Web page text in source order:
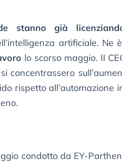
stanno già
artificiale. Ne
lo scorso maggio. Il
concentrassero
rispetto all’automazione
condotto da EY-